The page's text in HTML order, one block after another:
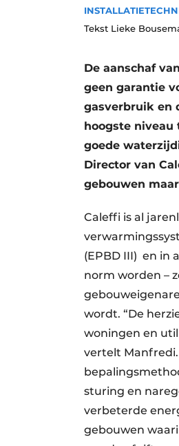
Vacatures
Tekst Lieke
De aanschaf
geen garantie
gasverbruik en
hoogste niveau
goede
Director van
gebouwen
Caleffi is al
(EPBD III) en in
norm worden –
wordt. “De
woningen en
vertelt Manfredi.
sturing en
verbeterde
gebouwen